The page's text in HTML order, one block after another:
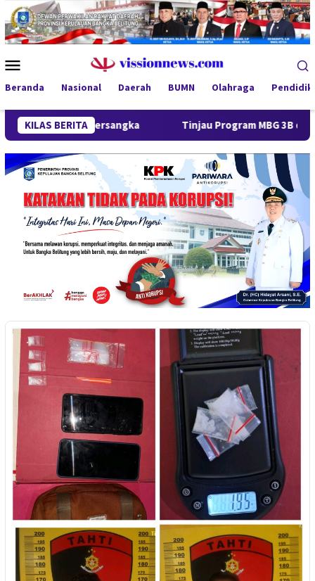
Loncat
ke
konten
Mobile
Beranda Nasional Daerah BUMN Olahraga
KILAS BERITA
Tersangka Tinjau Program MBG 3B di Pangkalpinang,